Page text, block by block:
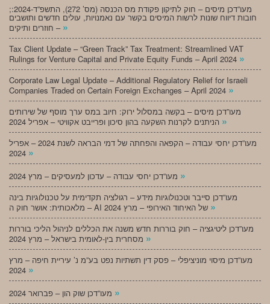
;מעו”דכן מיסים – חוק לתיקון פקודת מס הכנסה (מס’ 272), התשפ”ד-2024:
חובות דיווח שונות לרשות המיסים בקשר עם נאמנויות, עולים חדשים ותושבים
חוזרים ותיקים – »
Tax Client Update – “Green Track” Tax Treatment: Streamlined VAT
Rulings for Venture Capital and Private Equity Funds – April 2024 »
Corporate Law Legal Update – Additional Regulatory Relief for Israeli
Companies Traded on Certain Foreign Exchanges – April 2024 »
מעו”דכן מיסים – בקשה במסלול ירוק: חיוב במס ערך מוסף של שירותים
»
מעו”דכן יחסי עבודה – הקפאה והפחתה של דמי הבראה לשנת 2024 – אפריל
»
»
מעו”דכן סייבר וטכנולוגיות מידע – רגולציה תקדימית על טכנולוגיות בינה
»
מעו”דכן ליטיגציה – חוק בוררות חדש משנה את הכללים לניהול הליכי בוררות
»
מעו”דכן מיסוי מוניציפלי – פסק דין תשתיות נפט בע”מ נ’ עיריית חיפה – מרץ
»
»